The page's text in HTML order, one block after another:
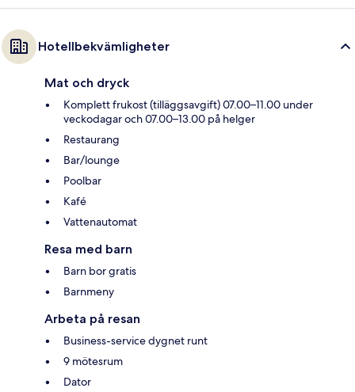
Hotellbekvämligheter
Mat och dryck
Komplett frukost (tilläggsavgift) 07.00–11.00 under
veckodagar och 07.00–13.00 på helger
Restaurang
Bar/lounge
Poolbar
Kafé
Vattenautomat
Resa med barn
Barn bor gratis
Barnmeny
Arbeta på resan
Business-service dygnet runt
9 mötesrum
Dator